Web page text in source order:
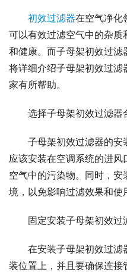
初效过滤器在空气净化
可以有效过滤空气中的杂
和健康。而子母架初效过
将详细介绍子母架初效过
家有所帮助。
选择子母架初效过滤器
子母架初效过滤器的安
应该安装在空调系统的进
空气中的污染物。同时，
境，以免影响过滤效果和使
固定安装子母架初效过
在安装子母架初效过滤
装位置上，并且要确保连